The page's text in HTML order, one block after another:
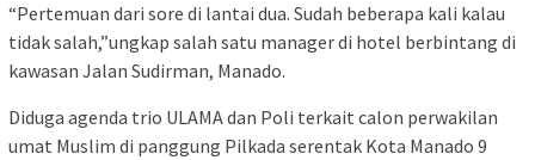
“Pertemuan dari sore di lantai dua. Sudah beberapa kali kalau
tidak salah,”ungkap salah satu manager di hotel berbintang di
kawasan Jalan Sudirman, Manado.
Diduga agenda trio ULAMA dan Poli terkait calon perwakilan
umat Muslim di panggung Pilkada serentak Kota Manado 9